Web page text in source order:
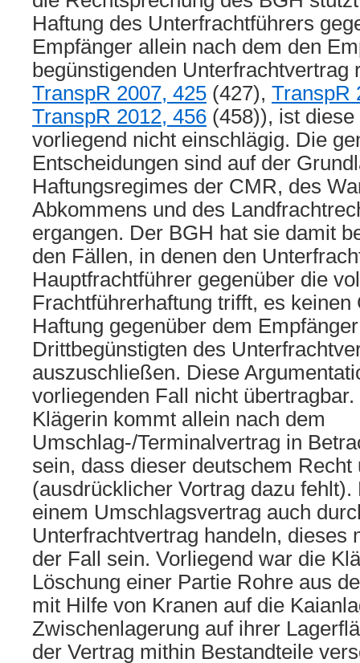
Haftung des Unterfrachtführers
Empfänger allein nach dem den
begünstigenden Unterfrachtvertrag
TranspR 2007, 425 (427), TranspR
TranspR 2012, 456 (458)), ist
vorliegend nicht einschlägig. Die
Entscheidungen sind auf der
Haftungsregimes der CMR, des
Abkommens und des
ergangen. Der BGH hat sie damit
den Fällen, in denen den
Hauptfrachtführer gegenüber die
Frachtführerhaftung trifft, es keinen
Haftung gegenüber dem
Drittbegünstigten des
auszuschließen. Diese
vorliegenden Fall nicht
Klägerin kommt allein nach dem
Umschlag-/Terminalvertrag in
sein, dass dieser deutschem Recht
(ausdrücklicher Vortrag dazu fehlt).
einem Umschlagsvertrag auch
Unterfrachtvertrag handeln, dieses
der Fall sein. Vorliegend war die
Löschung einer Partie Rohre aus
mit Hilfe von Kranen auf die
Zwischenlagerung auf ihrer
der Vertrag mithin Bestandteile